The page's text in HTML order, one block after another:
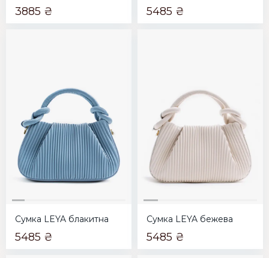
3885 ₴ 5485 ₴
Сумка LEYA блакитна
5485 ₴
Сумка LEYA бежева
5485 ₴